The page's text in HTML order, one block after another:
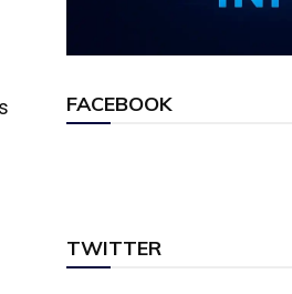
FACEBOOK
TWITTER